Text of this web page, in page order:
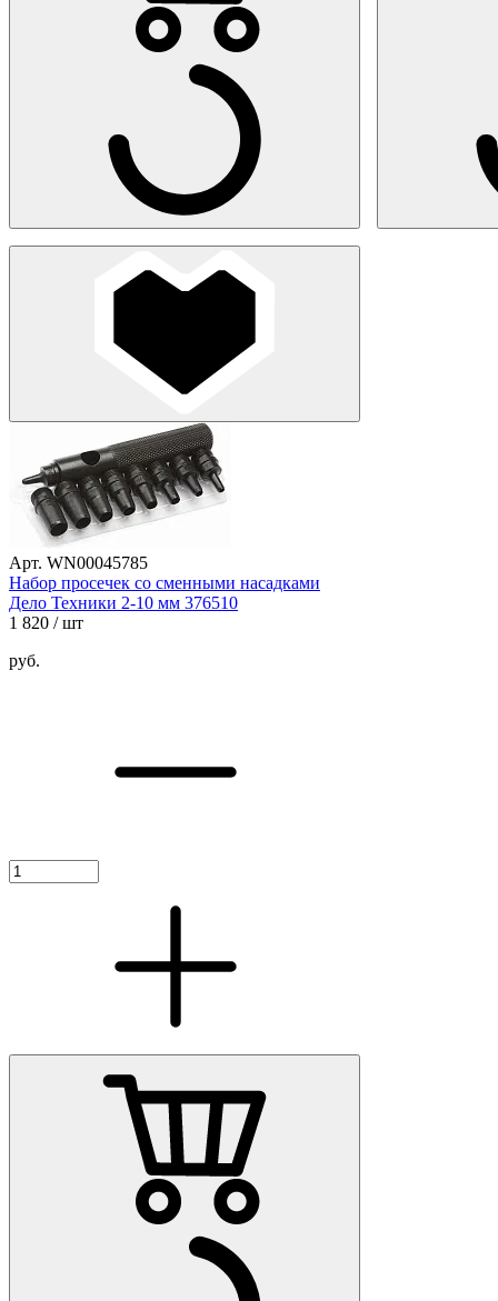
Арт. WN00045785
Набор просечек со сменными насадками
Дело Техники 2-10 мм 376510
1 820 / шт
руб.